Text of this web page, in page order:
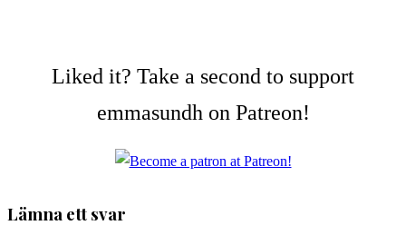
Liked it? Take a second to support
emmasundh on Patreon!
Lämna ett svar